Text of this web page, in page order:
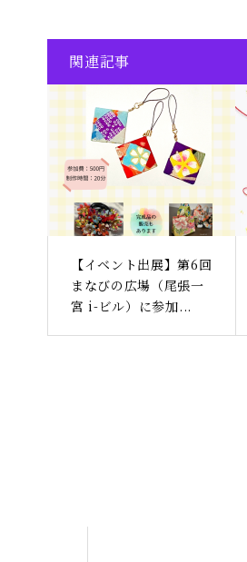
関連記事
【イベント出展】第6回
まなびの広場（尾張一
宮 i-ビル）に参加...